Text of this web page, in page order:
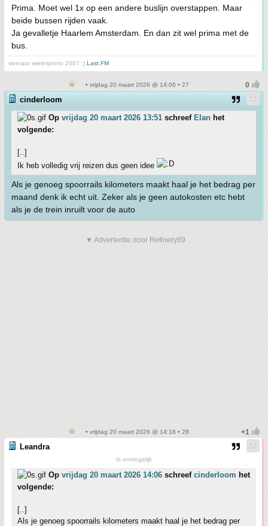
Prima. Moet wel 1x op een andere buslijn overstappen. Maar
beide bussen rijden vaak.
Ja gevalletje Haarlem Amsterdam. En dan zit wel prima met de
bus.
winnaar wielerprono 2007 :) Last.FM
• vrijdag 20 maart 2026 @ 14:06 • 27
cinderloom
Op vrijdag 20 maart 2026 13:51 schreef Elan het
volgende:
[..]
Ik heb volledig vrij reizen dus geen idee
Als je genoeg spoorrails kilometers maakt haal je het bedrag per
maand denk ik echt uit. Zeker als je geen autokosten etc hebt
als je de trein inruilt voor de auto
▼ Advertentie door Refinery89
• vrijdag 20 maart 2026 @ 14:16 • 28
Leandra
Is onmogelijk
Op vrijdag 20 maart 2026 14:06 schreef cinderloom het
volgende:
[..]
Als je genoeg spoorrails kilometers maakt haal je het bedrag per